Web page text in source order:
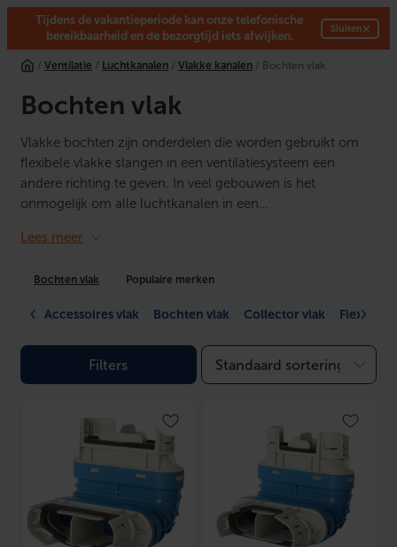
Tijdens de vakantieperiode kan onze telefonische
bereikbaarheid en de bezorgtijd iets afwijken.
Sluiten×
naar
inhoud
/ Ventilatie / Luchtkanalen / Vlakke kanalen / Bochten vlak
Bochten vlak
Vlakke bochten zijn onderdelen die worden gebruikt om
flexibele vlakke slangen in een ventilatiesysteem een
andere richting te geven. In veel gebouwen is het
onmogelijk om alle luchtkanalen in een…
Lees meer
Bochten vlak Populaire merken
Accessoires vlak Bochten vlak Collector vlak Flexibele
Filters